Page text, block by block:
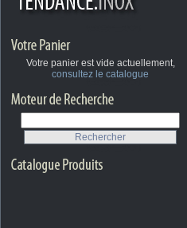
Votre panier est vide actuellement,
consultez le catalogue